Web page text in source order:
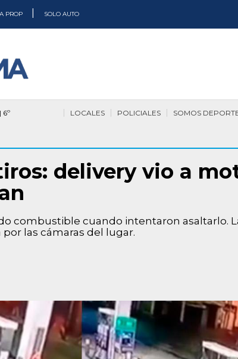
PROP SOLO AUTO
6º SOMOS
POLICIALES
LOCALES
delivery vio a
combustible cuando intentaron asaltarlo.
las cámaras del lugar.